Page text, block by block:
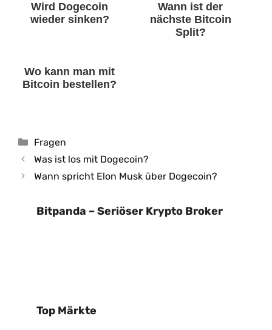
Wird Dogecoin
wieder sinken?
Wann ist der
nächste Bitcoin
Split?
Wo kann man mit
Bitcoin bestellen?
Kategorien
Fragen
Was ist los mit Dogecoin?
Wann spricht Elon Musk über Dogecoin?
Bitpanda – Seriöser Krypto Broker
Top Märkte